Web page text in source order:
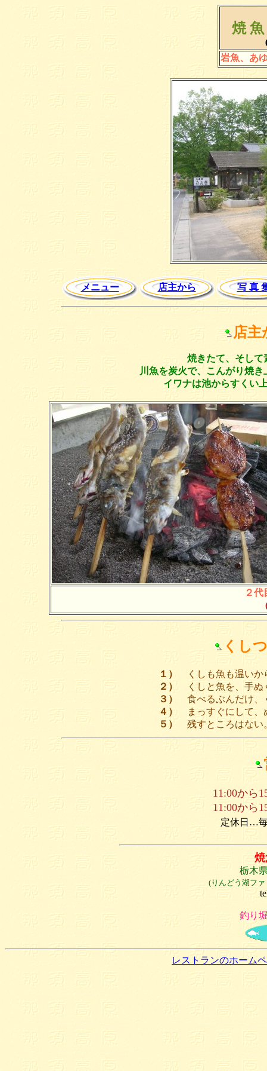
焼
岩魚、あ
メニュー 店主から 写 真
店
焼きたて、そして
川魚を炭火で、こんがり焼
イワナは池からすくい
２
くし
１）
くしも魚も温いか
２） くしと魚を、手ぬ
３）
食べるぶんだけ、
４）
まっすぐにして、
５）
残すところはない
11:00から
11:00から
定休日…
栃木
(りんどう湖フ
釣り
レストランのホーム